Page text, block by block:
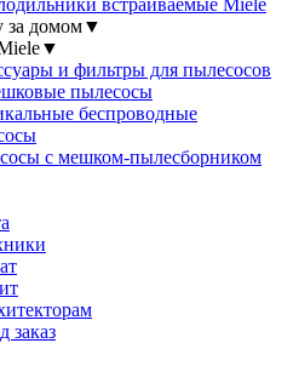
встраиваемые Miele
за домом▼
▼
и фильтры для пылесосов
пылесосы
беспроводные
с мешком-пылесборником
заказ